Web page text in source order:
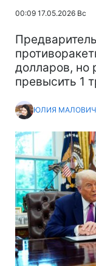
00:09 17.05.2026 Вс
долларов, но
превысить 1
ЮЛИЯ